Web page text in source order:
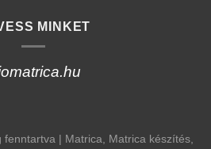
MINKET
| Matrica, Matrica készítés,